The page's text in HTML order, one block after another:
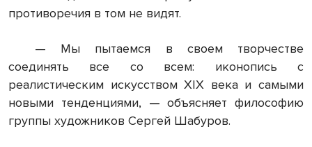
противоречия в том не видят.
— Мы пытаемся в своем творчестве
соединять все со всем: иконопись с
реалистическим искусством XIX века и самыми
новыми тенденциями, — объясняет философию
группы художников Сергей Шабуров.